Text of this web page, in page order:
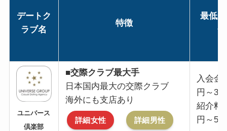
デートク
ラブ名
特徴
最低
金
ユニバース
倶楽部
■交際クラブ最大手
日本国内最大の交際クラブ
海外にも支店あり
詳細女性 詳細男性
入会金
円～30
紹介料
円～5